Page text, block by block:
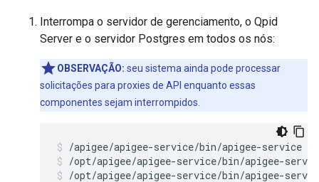
Interrompa o servidor de gerenciamento, o Qpid
Server e o servidor Postgres em todos os nós:
OBSERVAÇÃO: seu sistema ainda pode processar
solicitações para proxies de API enquanto essas
componentes sejam interrompidos.
/opt/apigee/apigee-service/bin/apigee-
/opt/apigee/apigee-service/bin/apigee-